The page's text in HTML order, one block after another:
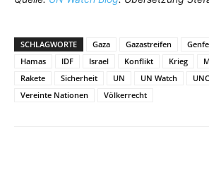
SCHLAGWORTE Gaza Gazastreifen
Hamas
IDF Israel Konflikt Krieg
Rakete
Sicherheit UN UN Watch
Vereinte Nationen
Völkerrecht